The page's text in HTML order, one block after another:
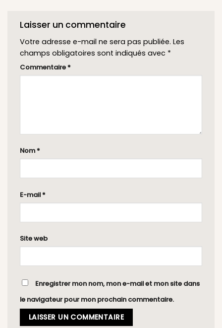
Laisser un commentaire
Votre adresse e-mail ne sera pas publiée. Les
champs obligatoires sont indiqués avec *
Commentaire *
Nom *
E-mail *
Site web
Enregistrer mon nom, mon e-mail et mon site dans
le navigateur pour mon prochain commentaire.